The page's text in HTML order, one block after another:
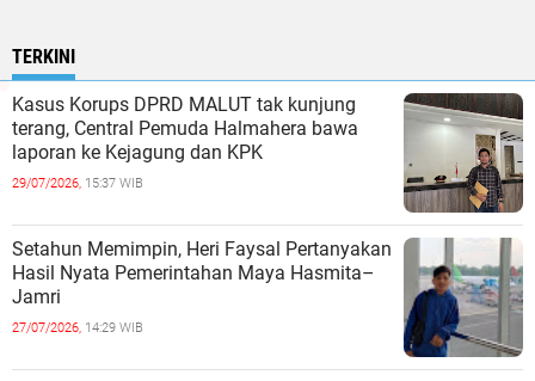
TERKINI
Kasus Korups DPRD MALUT tak kunjung
terang, Central Pemuda Halmahera bawa
laporan ke Kejagung dan KPK
29/07/2026, 15:37 WIB
Setahun Memimpin, Heri Faysal Pertanyakan
Hasil Nyata Pemerintahan Maya Hasmita–
Jamri
27/07/2026, 14:29 WIB